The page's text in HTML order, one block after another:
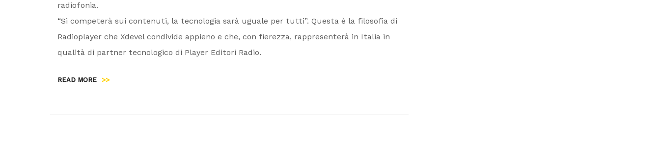
radiofonia.
“Si competerà sui contenuti, la tecnologia sarà uguale per tutti”. Questa è la filosofia di
Radioplayer che Xdevel condivide appieno e che, con fierezza, rappresenterà in Italia in
qualità di partner tecnologico di Player Editori Radio.
READ MORE >>